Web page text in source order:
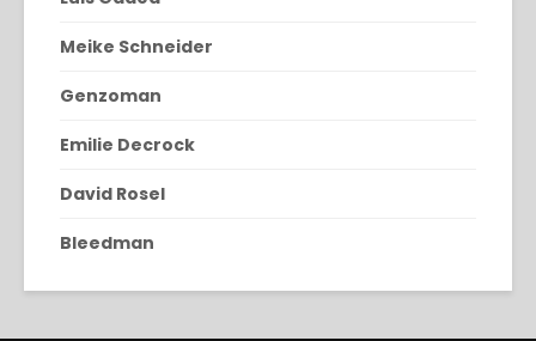
Meike Schneider
Genzoman
Emilie Decrock
David Rosel
Bleedman